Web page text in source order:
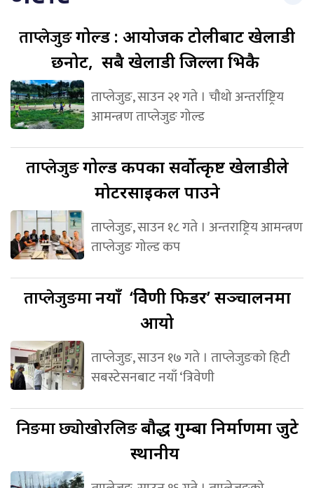
ताप्लेजुङगोल्ड : आयोजक टोलीबाट खेलाडी
छनोट, सबै खेलाडी जिल्ला भित्रकै
ताप्लेजुङ, साउन २१ गते । चौथो अन्तर्राष्ट्रिय
आमन्त्रण ताप्लेजुङ गोल्ड
ताप्लेजुङगोल्ड कपका सर्वोत्कृष्ट खेलाडीले
मोटरसाइकल पाउने
ताप्लेजुङ, साउन १८ गते । अन्तराष्ट्रिय आमन्त्रण
ताप्लेजुङ गोल्ड कप
ताप्लेजुङमानयाँ ‘त्रिवेणी फिडर’ सञ्चालनमा
आयो
ताप्लेजुङ, साउन १७ गते । ताप्लेजुङको हिटी
सबस्टेसनबाट नयाँ ‘त्रिवेणी
निङमा छ्योखोरलिङबौद्ध गुम्बा निर्माणमा जुटे
स्थानीय